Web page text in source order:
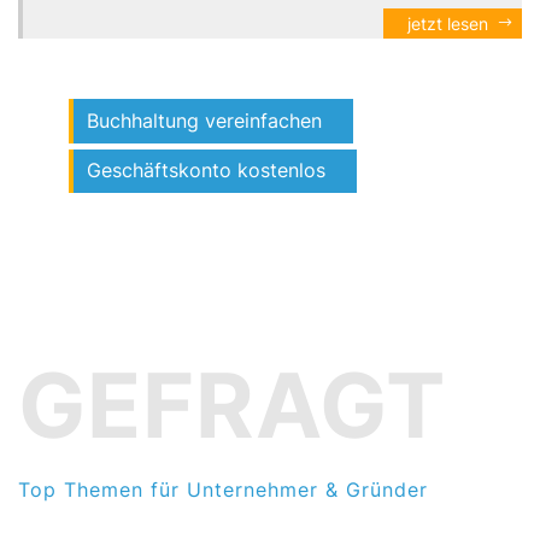
jetzt lesen
Buchhaltung vereinfachen
Geschäftskonto kostenlos
GEFRAGT
Top Themen für Unternehmer & Gründer